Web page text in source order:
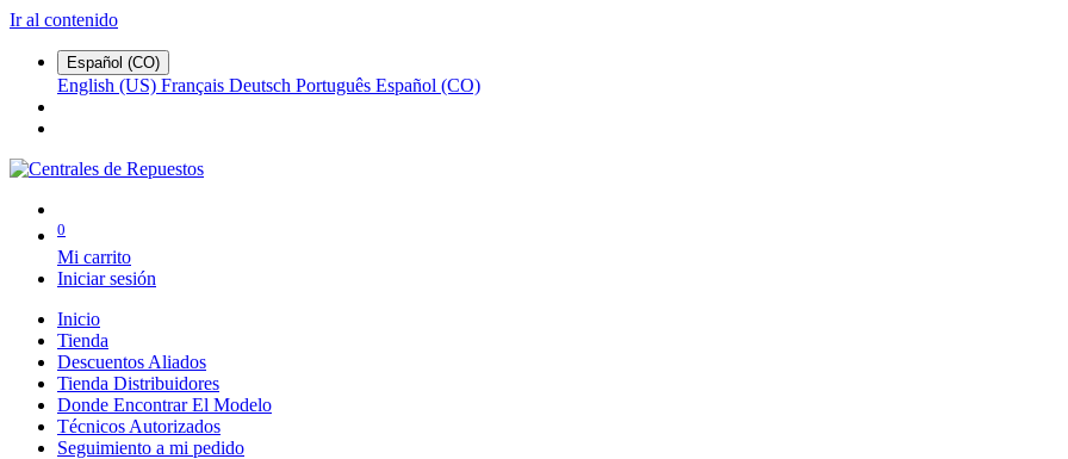
Ir al contenido
Español (CO)
English (US) Français Deutsch Português Español (CO)
0
Mi carrito
Iniciar sesión
Inicio
Tienda
Descuentos Aliados
Tienda Distribuidores
Donde Encontrar El Modelo
Técnicos Autorizados
Seguimiento a mi pedido